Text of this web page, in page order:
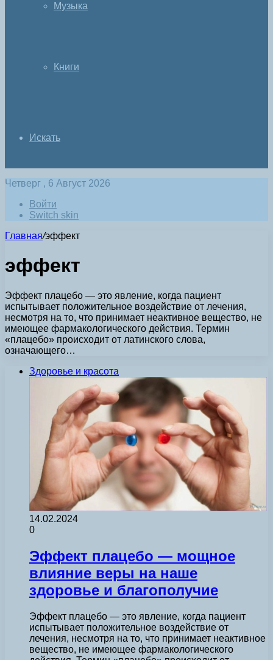
Музыка
Книги
Искать
Четверг , 6 Август 2026
Войти
Switch skin
Главная/эффект
эффект
Эффект плацебо — это явление, когда пациент
испытывает положительное воздействие от лечения,
несмотря на то, что принимает неактивное вещество, не
имеющее фармакологического действия. Термин
«плацебо» происходит от латинского слова,
означающего…
Здоровье и красота
14.02.2024
0
Эффект плацебо — мощное
влияние веры на наше
здоровье и благополучие
Эффект плацебо — это явление, когда пациент
испытывает положительное воздействие от
лечения, несмотря на то, что принимает неактивное
вещество, не имеющее фармакологического